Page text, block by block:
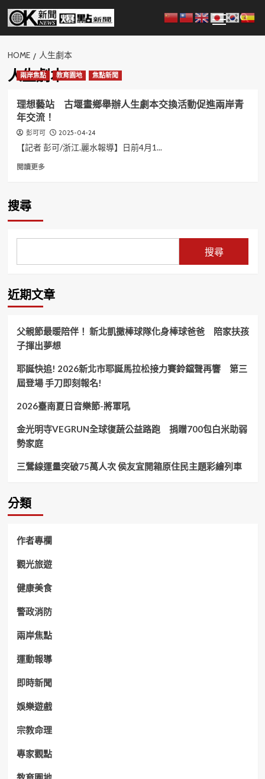
Skip
content
Menu
HOME 人生劇本
人生劇本
兩岸焦點 教育園地 焦點新聞
理想藝站 古堰畫鄉舉辦人生劇本交換活動促進兩岸青
年交流！
彭可可 2025-04-24
【記者 彭可/浙江.麗水報導】日前4月1...
閱讀更多Read
畫
舉
辦
劇
本
換
活
動
促
進
兩
岸
交
搜尋
搜尋
近期文章
父親節最暖陪伴！ 新北凱撒棒球隊化身棒球爸爸 陪家扶孩
子揮出夢想
耶誕快追! 2026新北市耶誕馬拉松接力賽鈴鐺聲再響 第三
屆登場 手刀即刻報名!
2026臺南夏日音樂節-將軍吼
金光明寺VEGRUN全球復蔬公益路跑 捐贈700包白米助弱
勢家庭
三鶯線運量突破75萬人次 侯友宜開箱原住民主題彩繪列車
分類
作者專欄
觀光旅遊
健康美食
警政消防
兩岸焦點
運動報導
即時新聞
娛樂遊戲
宗教命理
專家觀點